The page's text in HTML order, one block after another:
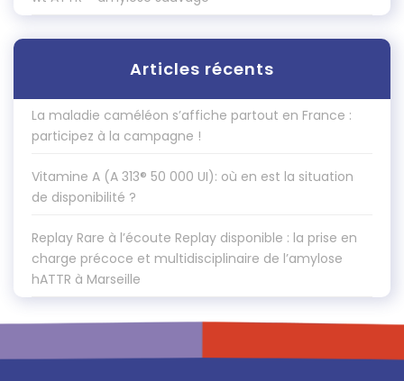
Articles récents
La maladie caméléon s’affiche partout en France :
participez à la campagne !
Vitamine A (A 313® 50 000 UI): où en est la situation
de disponibilité ?
Replay Rare à l’écoute Replay disponible : la prise en
charge précoce et multidisciplinaire de l’amylose
hATTR à Marseille